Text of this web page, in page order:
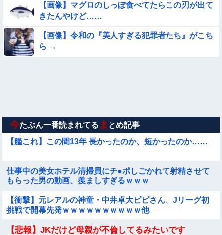
★★同格のように語られてるけど実際は『雲泥の差』があるも
のと言えば？
★★昨晩、久しぶりに嫁とセックスしたんだが・・・
【画像】マグロのしっぽ食べてたらこの刃が出て
きたんやけど……
【画像】令和の『美人すぎる犯罪者たち』がこち
ら →
今たぶん一番読まれてる ま とめ記事
【艦これ】この間13年 長かったのか、短かったのか……
仕事中の美女ホテル清掃員にチ●ポしごかれて射精させて
もらった男の動画、羨ましすぎるｗｗｗ
【衝撃】元レアルの神童・中井卓大ピピさん、Jリーグ初
挑戦で開幕先発ｗｗｗｗｗｗｗｗｗｗ他
【悲報】JKだけど母親が不倫してるみたいです